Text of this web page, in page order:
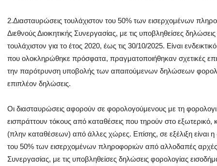
2.Διασταυρώσεις τουλάχιστον του 50% των εισερχομένων
Διεθνούς Διοικητικής Συνεργασίας, με τις υποβληθείσες
τουλάχιστον για το έτος 2020, έως τις 30/10/2025. Είναι
που ολοκληρώθηκε πρόσφατα, πραγματοποιήθηκαν σχετικές
την παρότρυνση υποβολής των απαιτούμενων δηλώσεων
επιπλέον δηλώσεις.
Οι διασταυρώσεις αφορούν σε φορολογούμενους με τη
εισπράττουν τόκους από καταθέσεις που τηρούν στο
(πλην καταθέσεων) από άλλες χώρες. Επίσης, σε εξέλιξη
του 50% των εισερχομένων πληροφοριών από αλλοδαπές αρχές
Συνεργασίας, με τις υποβληθείσες δηλώσεις φορολογίας